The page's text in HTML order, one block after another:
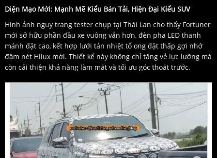
Diện Mạo Mới: Mạnh Mẽ Kiểu Bán Tải, Hiện Đại Kiểu SUV
Hình ảnh nguỵ trang tester chụp tại Thái Lan cho thấy Fortuner
mới sở hữu phần đầu xe vuông vắn hơn, đèn pha LED thanh
mảnh đặt cao, kết hợp lưới tản nhiệt tổ ong đặt thấp gợi nhớ
đậm nét Hilux mới. Thiết kế này không chỉ tăng vẻ lực lưỡng mà
còn cải thiện khả năng làm mát và tối ưu góc thoát trước.